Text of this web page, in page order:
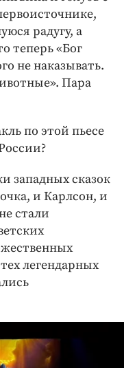
радугу, а
теперь «Бог
не наказывать.
Пара
по этой пьесе
западных сказок
и Карлсон, и
стали
легендарных